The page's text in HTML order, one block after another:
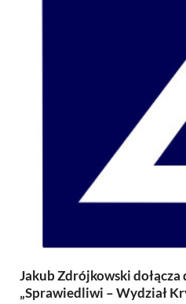
Jakub Zdrójkowski dołącza
„Sprawiedliwi – Wydział